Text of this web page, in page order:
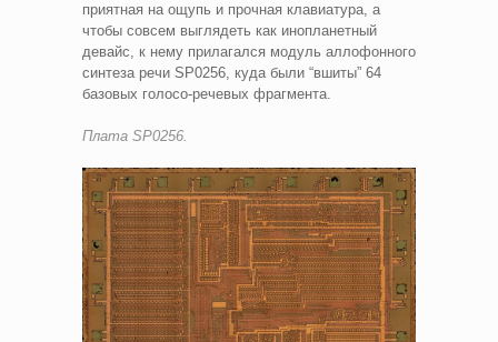
приятная на ощупь и прочная клавиатура, а
чтобы совсем выглядеть как инопланетный
девайс, к нему прилагался модуль аллофонного
синтеза речи SP0256, куда были “вшиты” 64
базовых голосо-речевых фрагмента.
Плата SP0256.